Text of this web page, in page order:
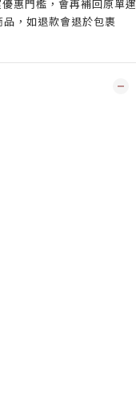
惠門檻，會再補回原單運
，如退款會退於包裹